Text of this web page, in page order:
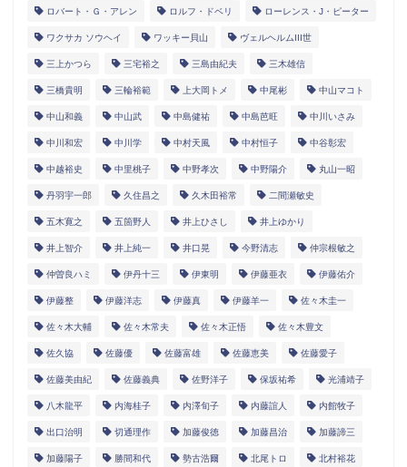
ロバート・Ｇ・アレン ロルフ・ドベリ ローレンス・J・ピーター
ワクサカ ソウヘイ ワッキー貝山 ヴェルヘルムIII世
三上かつら 三宅裕之 三島由紀夫 三木雄信
三橋貴明 三輪裕範 上大岡トメ 中尾彬 中山マコト
中山和義 中山武 中島健祐 中島芭旺 中川いさみ
中川和宏 中川学 中村天風 中村恒子 中谷彰宏
中越裕史 中里桃子 中野孝次 中野陽介 丸山一昭
丹羽宇一郎 久住昌之 久木田裕常 二間瀬敏史
五木寛之 五箇野人 井上ひさし 井上ゆかり
井上智介 井上純一 井口晃 今野清志 仲宗根敏之
仲曽良ハミ 伊丹十三 伊東明 伊藤亜衣 伊藤佑介
伊藤整 伊藤洋志 伊藤真 伊藤羊一 佐々木圭一
佐々木大輔 佐々木常夫 佐々木正悟 佐々木豊文
佐久協 佐藤優 佐藤富雄 佐藤恵美 佐藤愛子
佐藤美由紀 佐藤義典 佐野洋子 保坂祐希 光浦靖子
八木龍平 内海桂子 内澤旬子 内藤誼人 内館牧子
出口治明 切通理作 加藤俊徳 加藤昌治 加藤諦三
加藤陽子 勝間和代 勢古浩爾 北尾トロ 北村裕花